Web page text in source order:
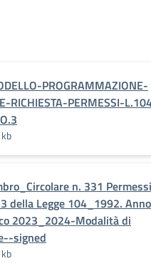
PROGRAMMAZIONE-
RICHIESTA-PERMESSI-
n. 331
della Legge 104_1992. Anno
2023_2024-Modalità di
signed